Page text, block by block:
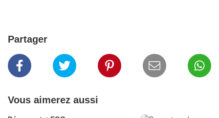
Partager
Vous aimerez aussi